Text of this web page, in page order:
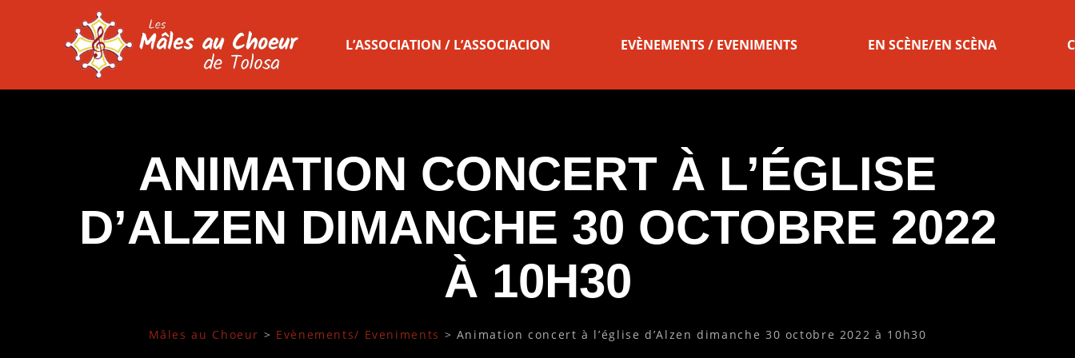
L’ASSOCIATION / L’ASSOCIACION EVÈNEMENTS / EVENIMENTS EN SCÈNE/EN SCÈNA
ANIMATION CONCERT À L’ÉGLISE
D’ALZEN DIMANCHE 30 OCTOBRE 2022
À 10H30
Mâles au Choeur > Evènements/ Eveniments > Animation concert à l’église d’Alzen dimanche 30 octobre 2022 à 10h30